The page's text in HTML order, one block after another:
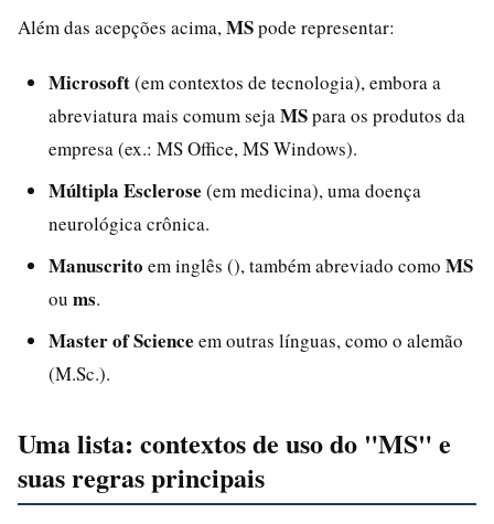
Além das acepções acima, MSpode representar:
Microsoft(em contextos de tecnologia), embora a
abreviatura mais comum seja MSpara os produtos da
empresa (ex.: MS Office, MS Windows).
Múltipla Esclerose (em medicina), uma doença
neurológica crônica.
Manuscrito em inglês (), também abreviado como MS
ou ms.
Master of Science em outras línguas, como o alemão
(M.Sc.).
Uma lista: contextos de uso do "MS" e
suas regras principais